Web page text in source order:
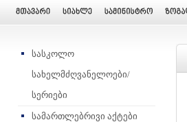
სასკოლო
სახელმძღვანელოები/
სერიები
სამართლებრივი აქტები